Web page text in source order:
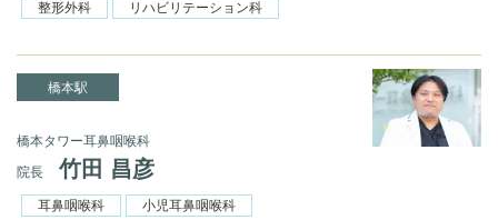
整形外科 リハビリテーション科
橋本駅
橋本タワー耳鼻咽喉科
院長
竹田 昌彦
耳鼻咽喉科 小児耳鼻咽喉科